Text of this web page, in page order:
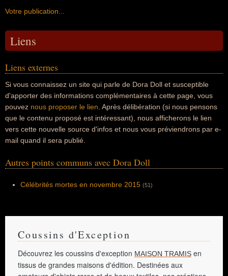
Votre publication...
Liens
Liens externes
Si vous connaissez un site qui parle de Dora Doll et susceptible
d'apporter des informations complémentaires à cette page, vous
pouvez nous proposer le lien . Après délibération (si nous pensons
que le contenu proposé est intéressant), nous afficherons le lien
vers cette nouvelle source d'infos et nous vous préviendrons par e-
mail quand il sera publié.
Autres points communs avec Dora Doll
Célébrités mortes en novembre 2015 (51)
Coussins d'Exception
Découvrez les coussins d'exception MAISON TRAMIS en
tissus de grandes maisons d'édition. Destinées aux